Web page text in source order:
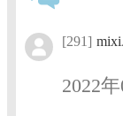
[291]
2022